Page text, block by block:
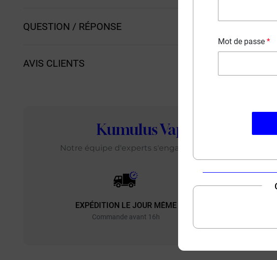
Mot de passe
QUESTION / RÉPONSE
AVIS CLIENTS
Kumulus Vape :
Notre équipe d'experts s'engage chaque jour à
EXPÉDITION LE JOUR MÊME
Commande avant 16h
EXPERT VAPE